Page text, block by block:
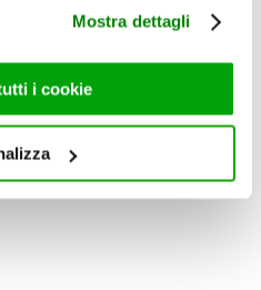
e social media, i quali
informazioni che ha
dal suo utilizzo dei loro
circa l’utilizzo dei
installati cookie sul tuo
Mostra dettagli
i cookie